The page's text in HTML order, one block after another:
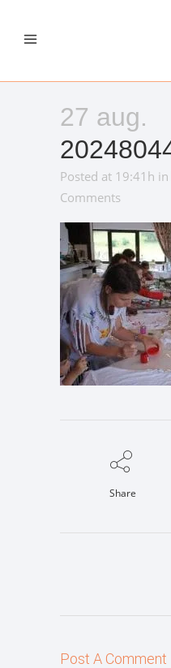
27 aug.
Posted at 19:41h in
Comments
Share
Post A Comment